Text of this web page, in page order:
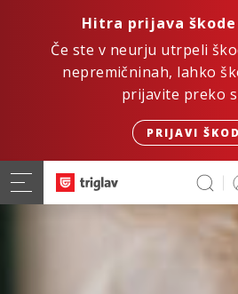
Hitra prijava
Če ste v neurju utrpeli
nepremičninah, lahko
prijavite preko
PRIJAVI